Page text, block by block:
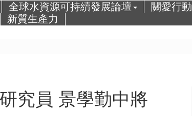
全球水資源可持續發展論壇 關愛行動
新質生產力
究員 景學勤中將